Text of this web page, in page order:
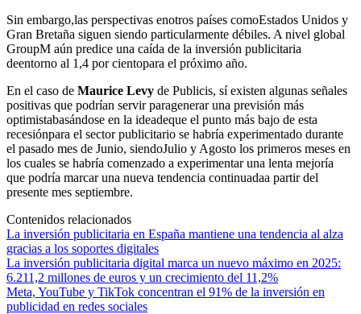
Sin embargo,las perspectivas enotros países comoEstados Unidos y
Gran Bretaña siguen siendo particularmente débiles. A nivel global
GroupM aún predice una caída de la inversión publicitaria
deentorno al 1,4 por cientopara el próximo año.
En el caso de Maurice Levy de Publicis, sí existen algunas señales
positivas que podrían servir paragenerar una previsión más
optimistabasándose en la ideadeque el punto más bajo de esta
recesiónpara el sector publicitario se habría experimentado durante
el pasado mes de Junio, siendoJulio y Agosto los primeros meses en
los cuales se habría comenzado a experimentar una lenta mejoría
que podría marcar una nueva tendencia continuadaa partir del
presente mes septiembre.
Contenidos relacionados
La inversión publicitaria en España mantiene una tendencia al alza
gracias a los soportes digitales
La inversión publicitaria digital marca un nuevo máximo en 2025:
6.211,2 millones de euros y un crecimiento del 11,2%
Meta, YouTube y TikTok concentran el 91% de la inversión en
publicidad en redes sociales